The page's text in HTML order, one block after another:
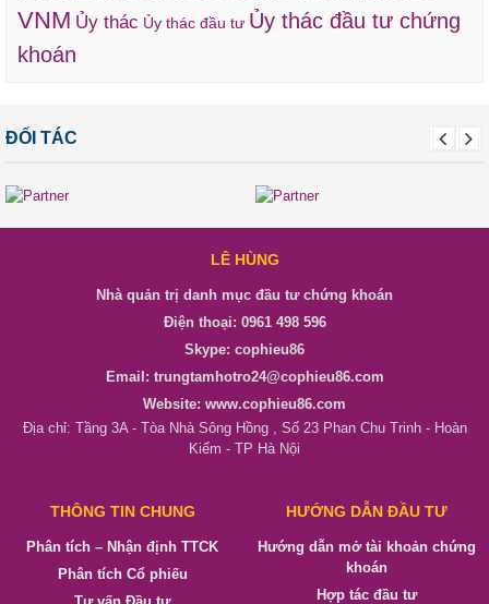
VNM Ủy thác Ủy thác đầu tư Ủy thác đầu tư chứng
khoán
ĐỐI TÁC
LÊ HÙNG
Nhà quản trị danh mục đầu tư chứng khoán
Điện thoại: 0961 498 596
Skype: cophieu86
Email: trungtamhotro24@cophieu86.com
Website: www.cophieu86.com
Địa chỉ: Tầng 3A - Tòa Nhà Sông Hồng , Số 23 Phan Chu Trinh - Hoàn
Kiếm - TP Hà Nội
THÔNG TIN CHUNG
Phân tích – Nhận định TTCK
Phân tích Cổ phiếu
HƯỚNG DẪN ĐẦU TƯ
Hướng dẫn mở tài khoản chứng
khoán
Hợp tác đầu tư